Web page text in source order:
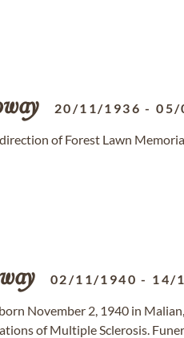
20/11/1936 -05/
of Forest Lawn
02/11/1940 - 14/
November 2, 1940 in
of Multiple Sclerosis.